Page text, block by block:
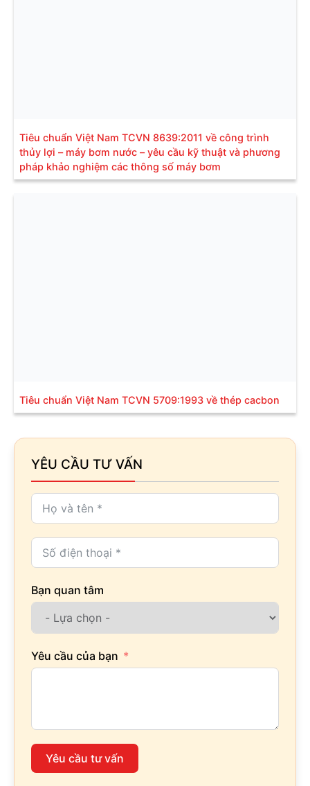
Tiêu chuẩn Việt Nam TCVN 8639:2011 về công trình
thủy lợi – máy bơm nước – yêu cầu kỹ thuật và phương
pháp khảo nghiệm các thông số máy bơm
Tiêu chuẩn Việt Nam TCVN 5709:1993 về thép cacbon
YÊU CẦU TƯ VẤN
Bạn quan tâm
Yêu cầu của bạn
Yêu cầu tư vấn